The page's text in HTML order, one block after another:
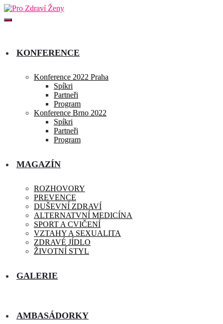
KONFERENCE
Konference 2022 Praha
Spíkri
Partneři
Program
Konference Brno 2022
Spíkri
Partneři
Program
MAGAZÍN
ROZHOVORY
PREVENCE
DUŠEVNÍ ZDRAVÍ
ALTERNATVNÍ MEDICÍNA
SPORT A CVIČENÍ
VZTAHY A SEXUALITA
ZDRAVÉ JÍDLO
ŽIVOTNÍ STYL
GALERIE
AMBASÁDORKY